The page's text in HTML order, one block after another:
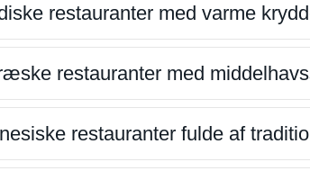
restauranter med varme
restauranter med
restauranter fulde af